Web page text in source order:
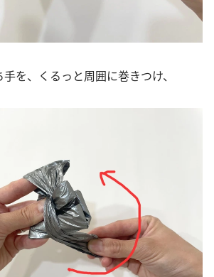
を、くるっと周囲に巻きつけ、